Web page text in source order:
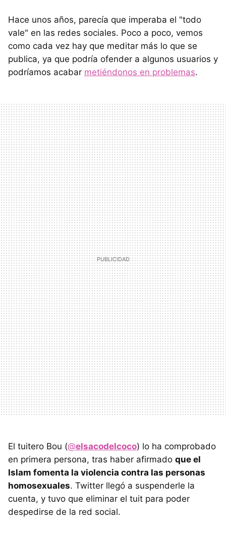
Hace unos años, parecía que imperaba el "todo
vale" en las redes sociales. Poco a poco, vemos
como cada vez hay que meditar más lo que se
publica, ya que podría ofender a algunos usuarios y
podríamos acabar metiéndonos en problemas.
El tuitero Bou (@elsacodelcoco) lo ha comprobado
en primera persona, tras haber afirmado que el
Islam fomenta la violencia contra las personas
homosexuales. Twitter llegó a suspenderle la
cuenta, y tuvo que eliminar el tuit para poder
despedirse de la red social.